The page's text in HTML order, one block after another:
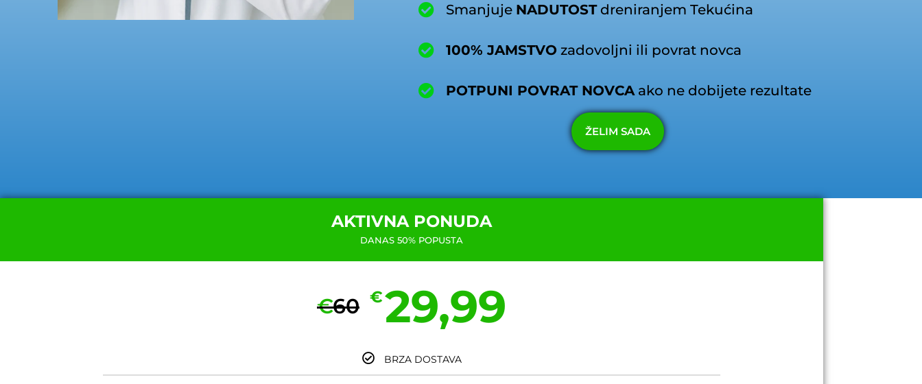
Smanjuje NADUTOSTdreniranjem Tekućina
100% JAMSTVO zadovoljni ili povrat novca
POTPUNI POVRAT NOVCAako ne dobijete rezultate
ŽELIM SADA
AKTIVNA PONUDA
DANAS 50% POPUSTA
€60 €29,99
BRZA DOSTAVA